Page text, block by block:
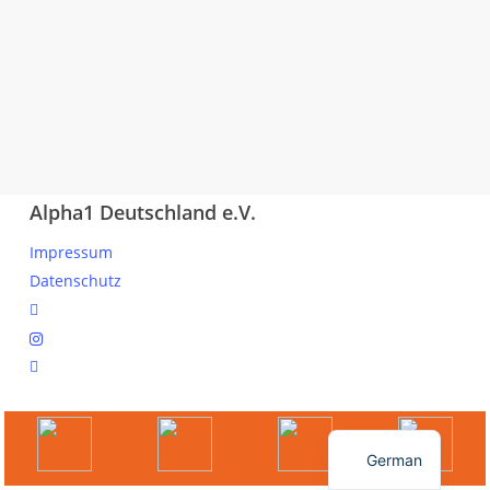
Alpha1 Deutschland e.V.
Impressum
Datenschutz
linkedin
instagram
spotify
© 2026 Ihr Online Portal für Mitglieder und Interessierte.
German
English